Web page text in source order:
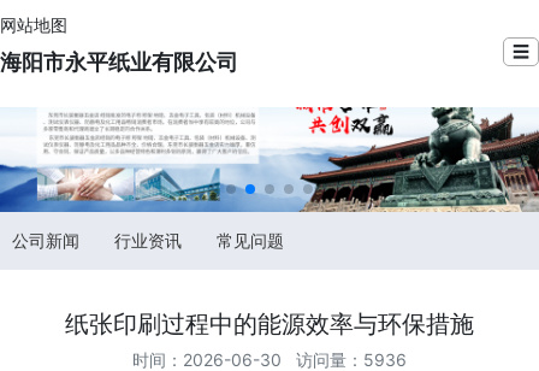
网站地图
海阳市永平纸业有限公司 ☰
公司新闻 行业资讯 常见问题
纸张印刷过程中的能源效率与环保措施
时间：2026-06-30 访问量：5936